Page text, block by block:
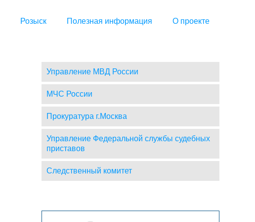
Розыск Полезная информация О проекте
Управление МВД России
МЧС России
Прокуратура г.Москва
Управление Федеральной службы судебных
приставов
Следственный комитет